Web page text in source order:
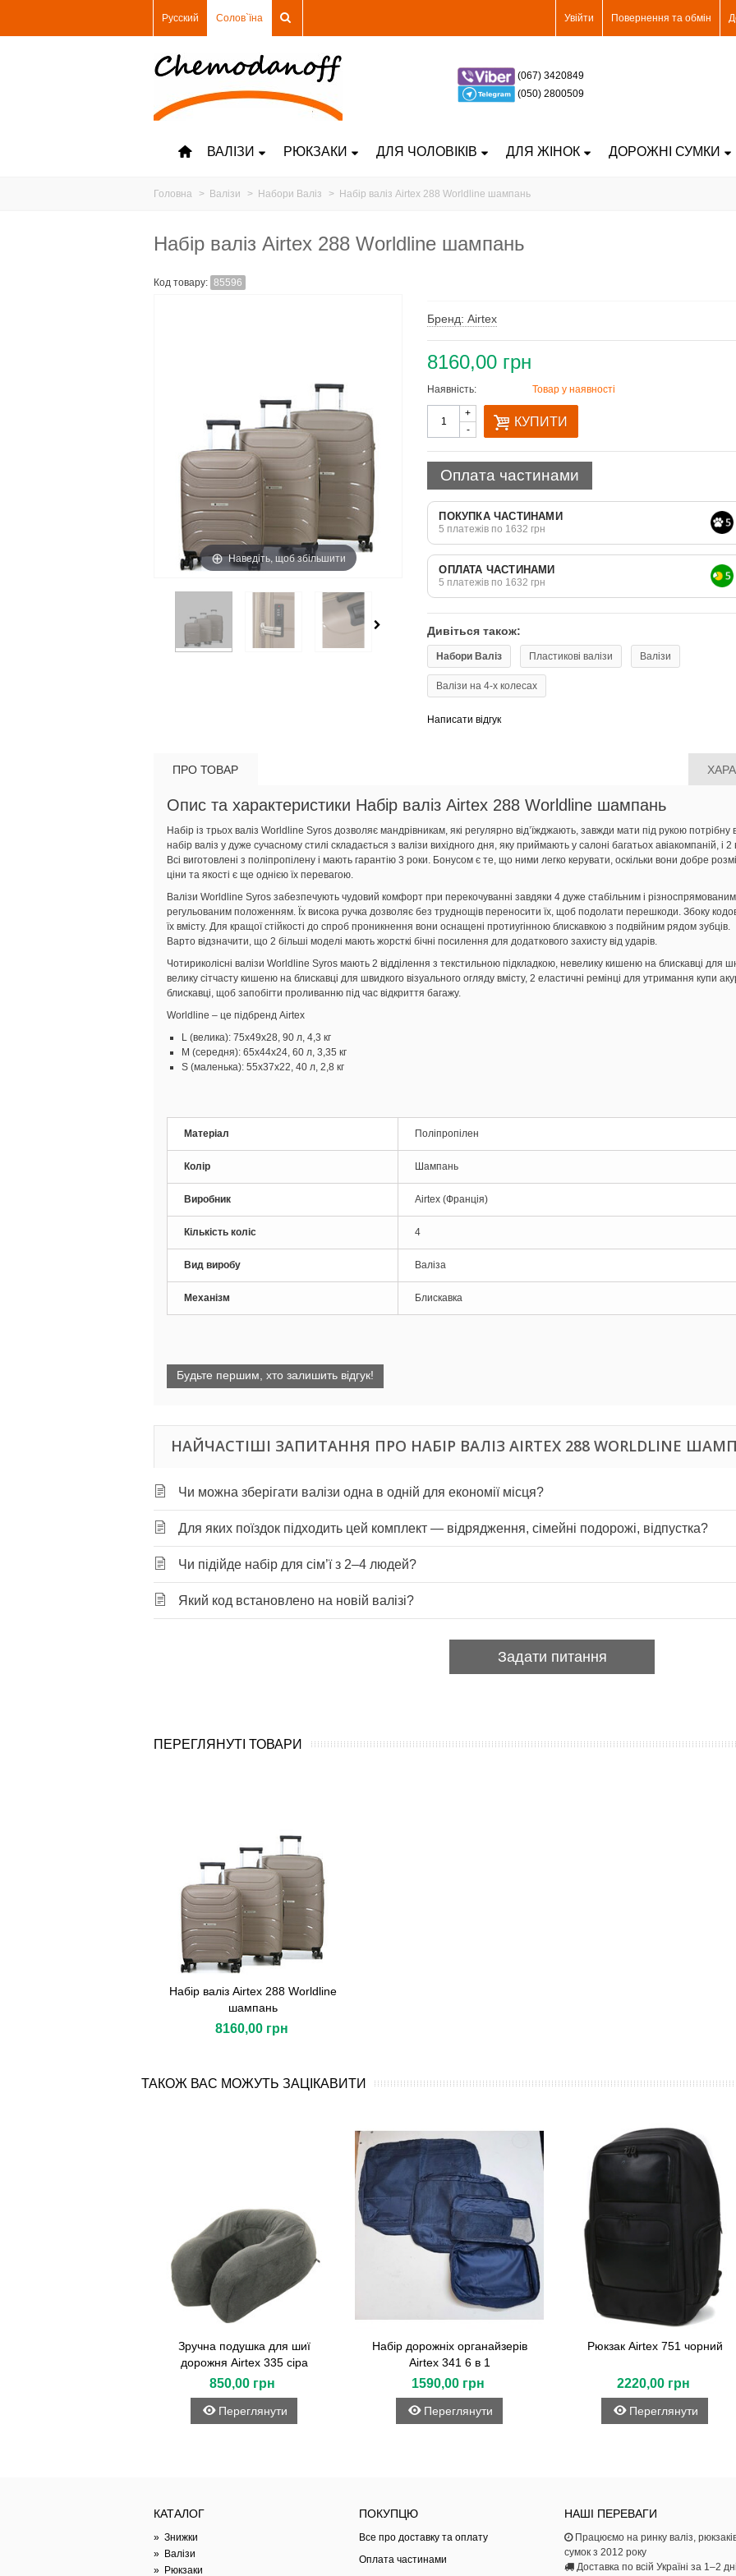
Повернення та обмін
Увійти
Русский Солов`їна
(067) 3420849
(050) 2800509
ВАЛІЗИ РЮКЗАКИ ДЛЯ ЧОЛОВІКІВ ДЛЯ ЖІНОК ДОРОЖНІ СУМКИ
Головна > Валізи > Набори Валіз > Набір валіз Airtex 288 Worldline шампань
Набір валіз Airtex 288 Worldline шампань
Код товару: 85596
Наведіть, щоб збільшити
Бренд: Airtex
8160,00 грн
Наявність:
Товар у наявності
-
+
КУПИТИ
Оплата частинами
ПОКУПКА ЧАСТИНАМИ
5 платежів по 1632 грн
ОПЛАТА ЧАСТИНАМИ
5 платежів по 1632 грн
Дивіться також:
Набори Валіз Пластикові валізи Валізи
Валізи на 4-х колесах
Написати відгук
ПРО ТОВАР
Опис та характеристики Набір валіз Airtex 288 Worldline шампань
Набір із трьох валіз Worldline Syros дозволяє мандрівникам, які регулярно від’їжджають, завжди мати під рукою потрібну
набір валіз у дуже сучасному стилі складається з валізи вихідного дня, яку приймають у салоні багатьох авіакомпаній, і
Всі виготовлені з поліпропілену і мають гарантію 3 роки. Бонусом є те, що ними легко керувати, оскільки вони добре
ціни та якості є ще однією їх перевагою.
Валізи Worldline Syros забезпечують чудовий комфорт при перекочуванні завдяки 4 дуже стабільним і різноспрямованим
регульованим положенням. Їх висока ручка дозволяє без труднощів переносити їх, щоб подолати перешкоди. Збоку
їх вмісту. Для кращої стійкості до спроб проникнення вони оснащені протиугінною блискавкою з подвійним рядом зубців.
Варто відзначити, що 2 більші моделі мають жорсткі бічні посилення для додаткового захисту від ударів.
Чотириколісні валізи Worldline Syros мають 2 відділення з текстильною підкладкою, невелику кишеню на блискавці для
велику сітчасту кишеню на блискавці для швидкого візуального огляду вмісту, 2 еластичні ремінці для утримання купи
блискавці, щоб запобігти проливанню під час відкриття багажу.
Worldline – це підбренд Airtex
L (велика): 75x49x28, 90 л, 4,3 кг
M (середня): 65x44x24, 60 л, 3,35 кг
S (маленька): 55x37x22, 40 л, 2,8 кг
Матеріал Поліпропілен
Колір Шампань
Виробник Airtex (Франція)
Кількість коліс 4
Вид виробу Валіза
Механізм Блискавка
Будьте першим, хто залишить відгук!
НАЙЧАСТІШІ ЗАПИТАННЯ ПРО НАБІР ВАЛІЗ AIRTEX 288 WORLDLINE
Чи можна зберігати валізи одна в одній для економії місця?
Для яких поїздок підходить цей комплект — відрядження, сімейні подорожі, відпустка?
Чи підійде набір для сім’ї з 2–4 людей?
Який код встановлено на новій валізі?
Задати питання
ПЕРЕГЛЯНУТІ ТОВАРИ
Набір валіз Airtex 288 Worldline
шампань
8160,00 грн
ТАКОЖ ВАС МОЖУТЬ ЗАЦІКАВИТИ
Зручна подушка для шиї
дорожня Airtex 335 сіра
850,00 грн
Переглянути
Набір дорожніх органайзерів
Airtex 341 6 в 1
1590,00 грн
Переглянути
Рюкзак Airtex 751 чорний
2220,00 грн
Переглянути
КАТАЛОГ
» Знижки
» Валізи
» Рюкзаки
ПОКУПЦЮ
Все про доставку та оплату
Оплата частинами
НАШІ ПЕРЕВАГИ
Працюємо на ринку валіз,
сумок з 2012 року
Доставка по всій Україні за 1–2